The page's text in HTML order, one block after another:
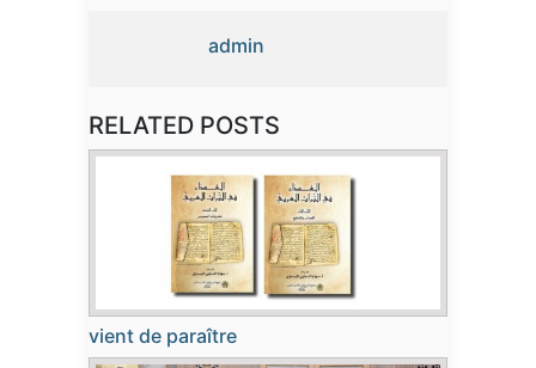
admin
RELATED POSTS
vient de paraître